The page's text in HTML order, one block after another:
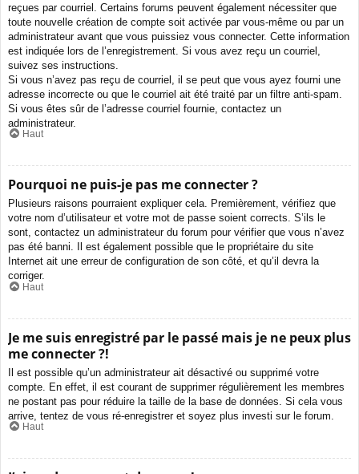
reçues par courriel. Certains forums peuvent également nécessiter que
toute nouvelle création de compte soit activée par vous-même ou par un
administrateur avant que vous puissiez vous connecter. Cette information
est indiquée lors de l’enregistrement. Si vous avez reçu un courriel,
suivez ses instructions.
Si vous n’avez pas reçu de courriel, il se peut que vous ayez fourni une
adresse incorrecte ou que le courriel ait été traité par un filtre anti-spam.
Si vous êtes sûr de l’adresse courriel fournie, contactez un
administrateur.
Haut
Pourquoi ne puis-je pas me connecter ?
Plusieurs raisons pourraient expliquer cela. Premièrement, vérifiez que
votre nom d’utilisateur et votre mot de passe soient corrects. S’ils le
sont, contactez un administrateur du forum pour vérifier que vous n’avez
pas été banni. Il est également possible que le propriétaire du site
Internet ait une erreur de configuration de son côté, et qu’il devra la
corriger.
Haut
Je me suis enregistré par le passé mais je ne peux plus
me connecter ?!
Il est possible qu’un administrateur ait désactivé ou supprimé votre
compte. En effet, il est courant de supprimer régulièrement les membres
ne postant pas pour réduire la taille de la base de données. Si cela vous
arrive, tentez de vous ré-enregistrer et soyez plus investi sur le forum.
Haut